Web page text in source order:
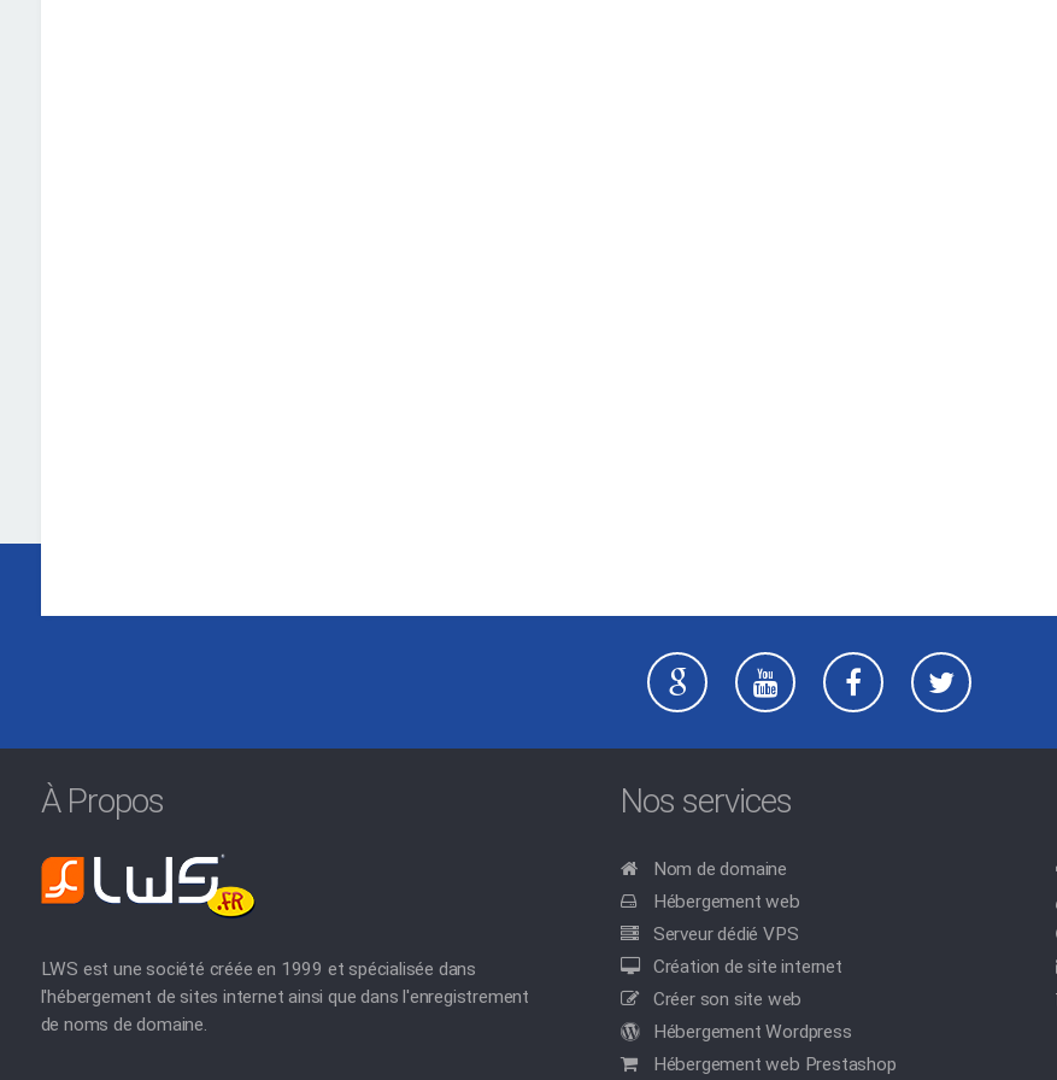
À Propos
LWS est une société créée en 1999 et spécialisée dans
l'hébergement de sites internet ainsi que dans l'enregistrement
de noms de domaine.
Nos services
Nom de domaine
Hébergement web
Serveur dédié VPS
Création de site internet
Créer son site web
Hébergement Wordpress
Hébergement web Prestashop